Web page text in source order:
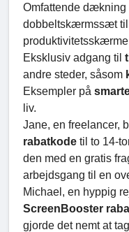
Omfattende dækning
dobbeltskærmssæt til
produktivitetsskærme
Eksklusiv adgang til
andre steder, såsom
Eksempler på
liv.
Jane, en freelancer,
rabatkode til to 14-
den med en gratis
arbejdsgang til en
Michael, en hyppig
ScreenBooster
gjorde det nemt at